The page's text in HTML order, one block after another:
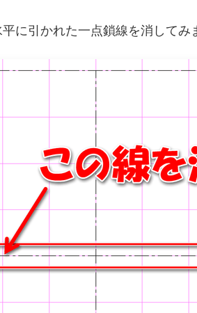
に引かれた一点鎖線を消してみ